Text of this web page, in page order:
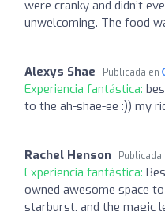
were cranky and didn’t
unwelcoming. The food
Alexys Shae Publicada en
Experiencia fantástica:
to the ah-shae-ee :)) my
Rachel Henson Publicada
Experiencia fantástica:
owned awesome space
starburst, and the magic